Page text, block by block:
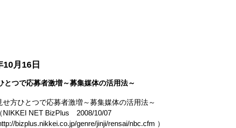
10月16日
とつで応募者激増～募集媒体の活用法～
ひとつで応募者激増～募集媒体の活用法～
NET BizPlus 2008/10/07
genre/jinji/rensai/nbc.cfm ）